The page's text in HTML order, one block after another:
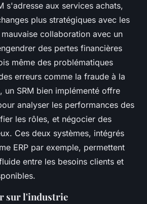
s'adresse aux services achats,
plus stratégiques avec les
collaboration avec un
des pertes financières
même des problématiques
erreurs comme la fraude à la
un SRM bien implémenté offre
analyser les performances des
les rôles, et négocier des
Ces deux systèmes, intégrés
ERP par exemple, permettent
entre les besoins clients et
sur l'industrie